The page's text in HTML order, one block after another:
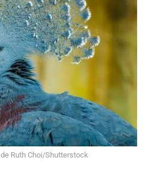
de Ruth Choi/Shutterstock